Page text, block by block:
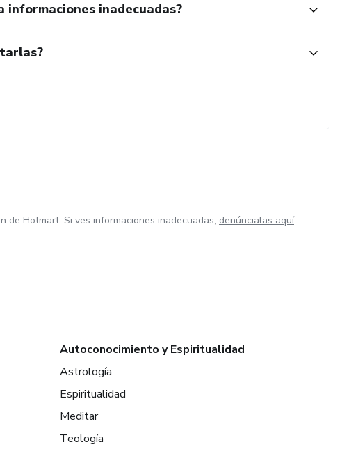
informaciones inadecuadas?
Hotmart. Si ves informaciones inadecuadas, denúncialas aquí
Autoconocimiento y Espiritualidad
Astrología
Espiritualidad
Meditar
Teología